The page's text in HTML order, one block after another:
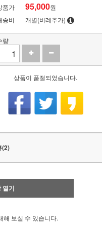
품가 95,000원
송비
개별(비례추가)
량
상품이 품절되었습니다.
(2)
열기
해 보실 수 있습니다.